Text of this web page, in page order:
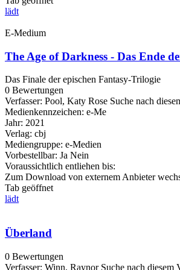
lädt
E-Medium
The Age of Darkness - Das Ende
Das Finale der epischen Fantasy-Trilogie
0 Bewertungen
Verfasser: Pool, Katy Rose Suche nach
Medienkennzeichen: e-Me
Jahr: 2021
Verlag: cbj
Mediengruppe: e-Medien
Vorbestellbar: Ja Nein
Voraussichtlich entliehen bis:
Zum Download von externem Anbieter
Tab geöffnet
lädt
Überland
0 Bewertungen
Verfasser: Winn, Raynor Suche nach diesem